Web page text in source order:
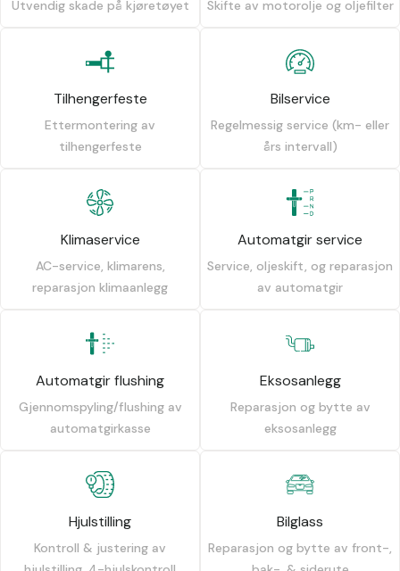
Utvendig skade på kjøretøyet Skifte av motorolje og oljefilter
Tilhengerfeste
Ettermontering av
tilhengerfeste
Bilservice
Regelmessig service (km- eller
års intervall)
Klimaservice
AC-service, klimarens,
reparasjon klimaanlegg
Automatgir service
Service, oljeskift, og reparasjon
av automatgir
Automatgir flushing
Gjennomspyling/flushing av
automatgirkasse
Eksosanlegg
Reparasjon og bytte av
eksosanlegg
Hjulstilling
Kontroll & justering av
Bilglass
Reparasjon og bytte av front-,